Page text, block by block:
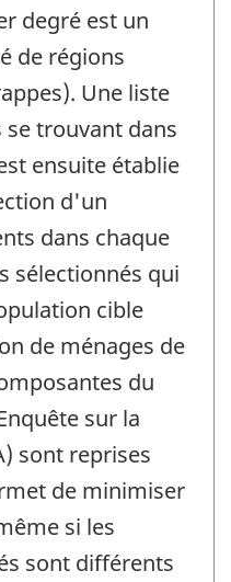
degré est un
de régions
Une liste
trouvant dans
ensuite établie
d'un
dans chaque
sélectionnés qui
cible
de ménages de
du
sur la
sont reprises
de minimiser
si les
sont différents